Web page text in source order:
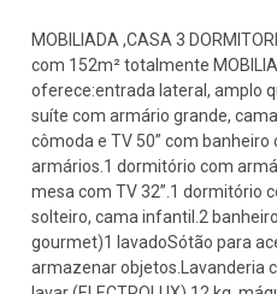
MOBILIADA ,CASA 3
com 152m² totalmente
oferece:entrada lateral, amplo
suíte com armário grande,
cômoda e TV 50” com
armários.1 dormitório com
mesa com TV 32”.1 dormitório
solteiro, cama infantil.2
gourmet)1 lavadoSótão para
armazenar objetos.Lavanderia